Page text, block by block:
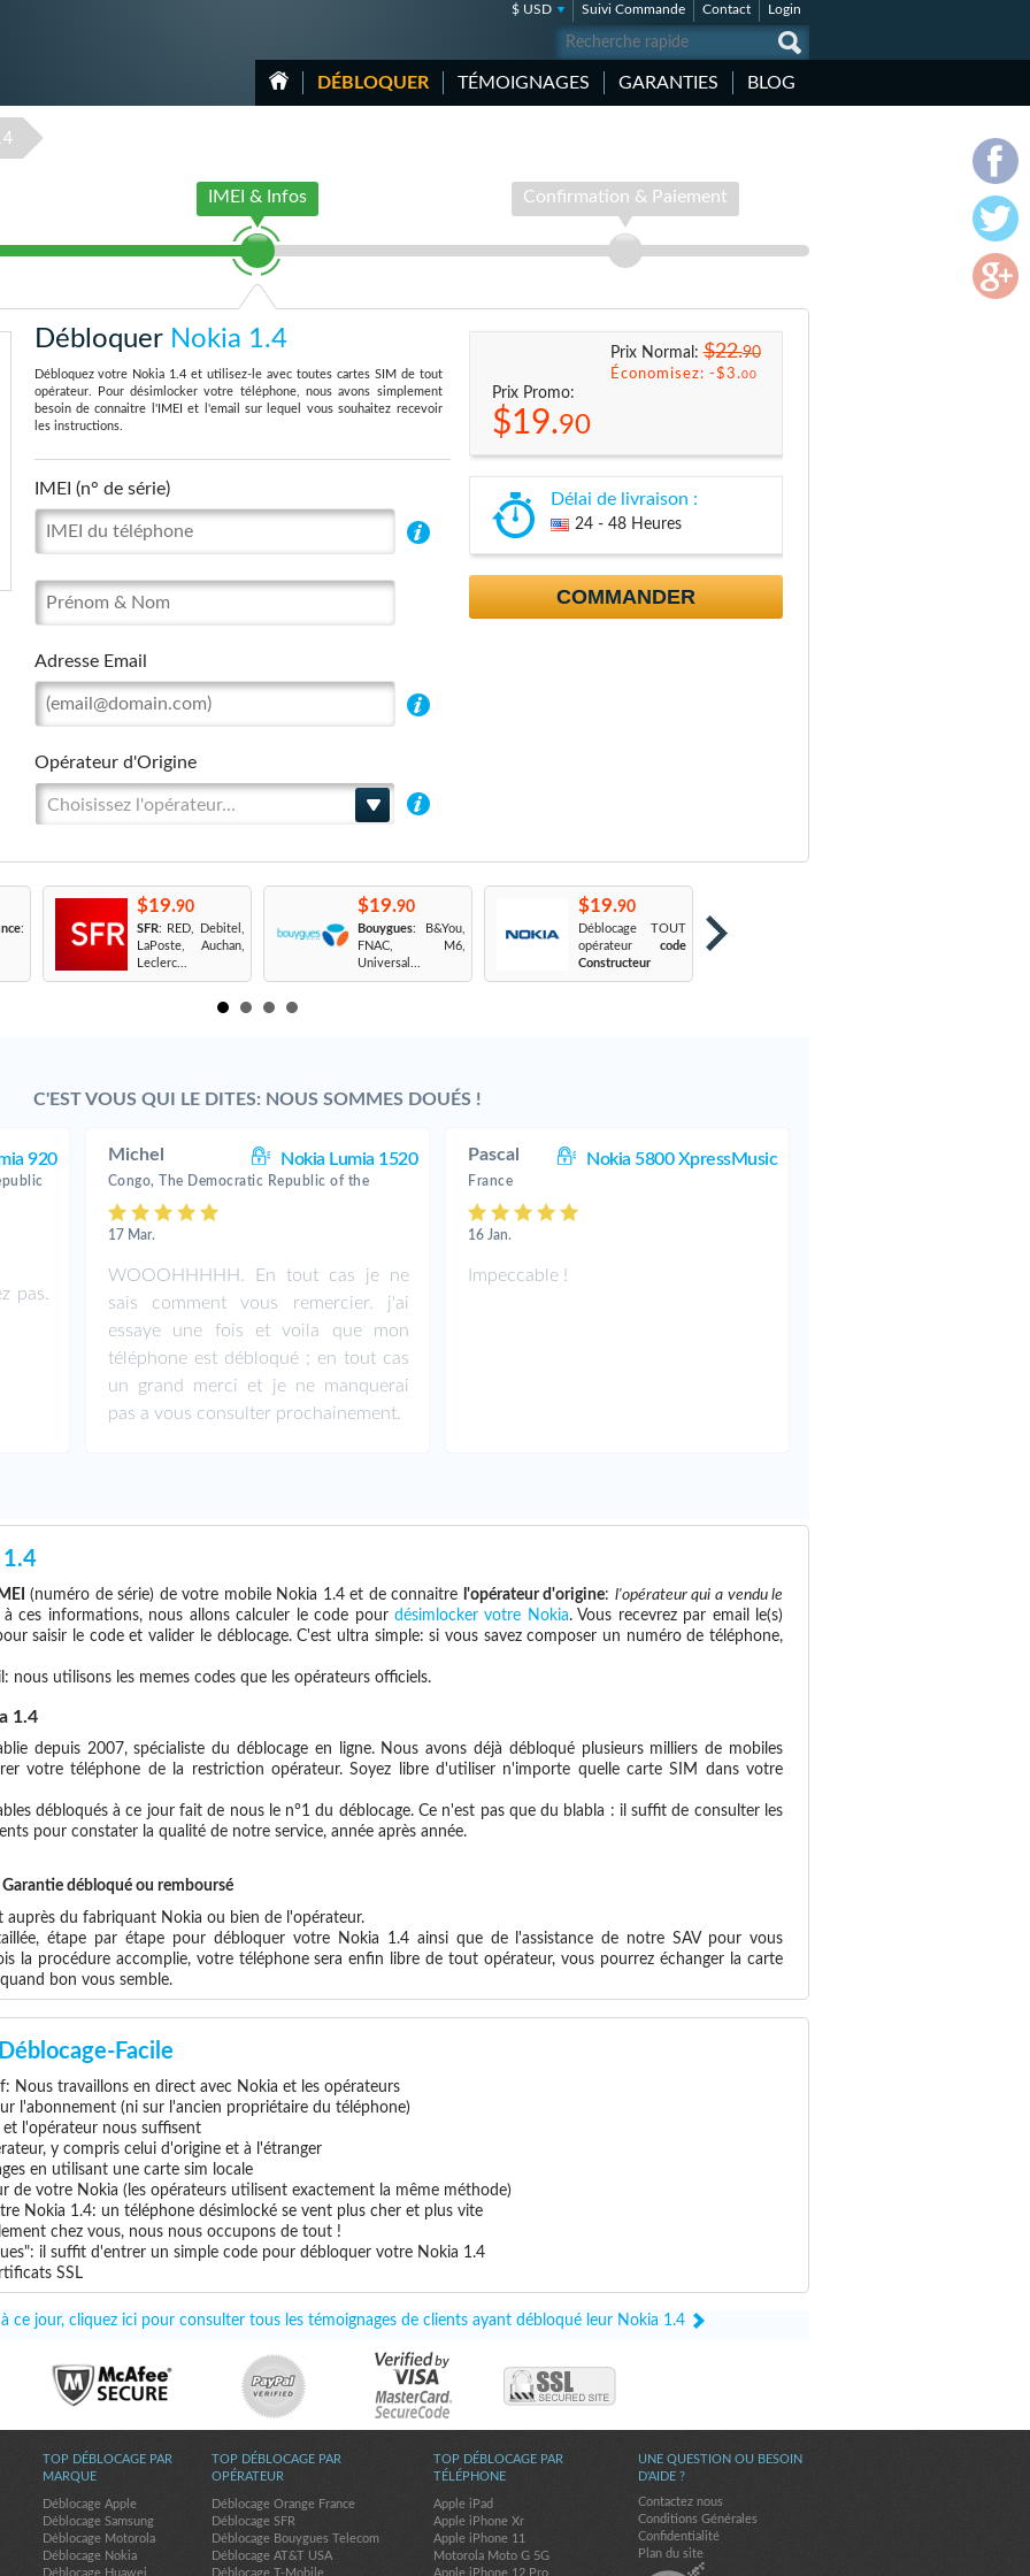
$ USD Suivi Commande Contact Login
DÉBLOQUER TÉMOIGNAGES GARANTIES BLOG
IMEI & Infos Confirmation & Paiement
Débloquer Nokia 1.4
Débloquez votre Nokia 1.4 et utilisez-le avec toutes cartes SIM de tout
opérateur. Pour désimlocker votre téléphone, nous avons simplement
besoin de connaitre l'IMEI et l'email sur lequel vous souhaitez recevoir
les instructions.
IMEI (n° de série)
Adresse Email
Opérateur d'Origine
Choisissez l'opérateur...
Prix Normal:$22.90
Économisez: -$3.00
Prix Promo:
$19.90
Délai de livraison :
24 - 48 Heures
COMMANDER
:
$19.90
SFR: RED, Debitel,
LaPoste, Auchan,
Leclerc...
$19.90
Bouygues: B&You,
FNAC, M6,
Universal...
$19.90
Déblocage TOUT
opérateur code
Constructeur
C'EST VOUS QUI LE DITES: NOUS SOMMES DOUÉS !
920
pas.
Michel Nokia Lumia 1520
Congo, The Democratic Republic of the
17 Mar.
WOOOHHHHH. En tout cas je ne
sais comment vous remercier. j'ai
essaye une fois et voila que mon
téléphone est débloqué ; en tout cas
un grand merci et je ne manquerai
pas a vous consulter prochainement.
Pascal Nokia 5800 XpressMusic
France
16 Jan.
Impeccable !
1.4
(numéro de série) de votre mobile Nokia 1.4 et de connaitre l'opérateur d'origine: l'opérateur qui a vendu le
à ces informations, nous allons calculer le code pour désimlocker votre Nokia. Vous recevrez par email le(s)
saisir le code et valider le déblocage. C'est ultra simple: si vous savez composer un numéro de téléphone,
nous utilisons les memes codes que les opérateurs officiels.
1.4
depuis 2007, spécialiste du déblocage en ligne. Nous avons déjà débloqué plusieurs milliers de mobiles
votre téléphone de la restriction opérateur. Soyez libre d'utiliser n'importe quelle carte SIM dans votre
débloqués à ce jour fait de nous le n°1 du déblocage. Ce n'est pas que du blabla : il suffit de consulter les
pour constater la qualité de notre service, année après année.
débloqué ou remboursé
du fabriquant Nokia ou bien de l'opérateur.
étape par étape pour débloquer votre Nokia 1.4 ainsi que de l'assistance de notre SAV pour vous
la procédure accomplie, votre téléphone sera enfin libre de tout opérateur, vous pourrez échanger la carte
bon vous semble.
Facile
Nous travaillons en direct avec Nokia et les opérateurs
l'abonnement (ni sur l'ancien propriétaire du téléphone)
et l'opérateur nous suffisent
y compris celui d'origine et à l'étranger
en utilisant une carte sim locale
de votre Nokia (les opérateurs utilisent exactement la même méthode)
Nokia 1.4: un téléphone désimlocké se vent plus cher et plus vite
chez vous, nous nous occupons de tout !
il suffit d'entrer un simple code pour débloquer votre Nokia 1.4
SSL
ce jour, cliquez ici pour consulter tous les témoignages de clients ayant débloqué leur Nokia 1.4
UNE QUESTION OU BESOIN
D'AIDE ?
Contactez nous
Conditions Générales
Confidentialité
Plan du site
TOP DÉBLOCAGE PAR
MARQUE
Déblocage Apple
Déblocage Samsung
Déblocage Motorola
Déblocage Nokia
TOP DÉBLOCAGE PAR
OPÉRATEUR
Déblocage Orange France
Déblocage SFR
Déblocage Bouygues Telecom
Déblocage AT&T USA
TOP DÉBLOCAGE PAR
TÉLÉPHONE
Apple iPad
Apple iPhone Xr
Apple iPhone 11
Motorola Moto G 5G